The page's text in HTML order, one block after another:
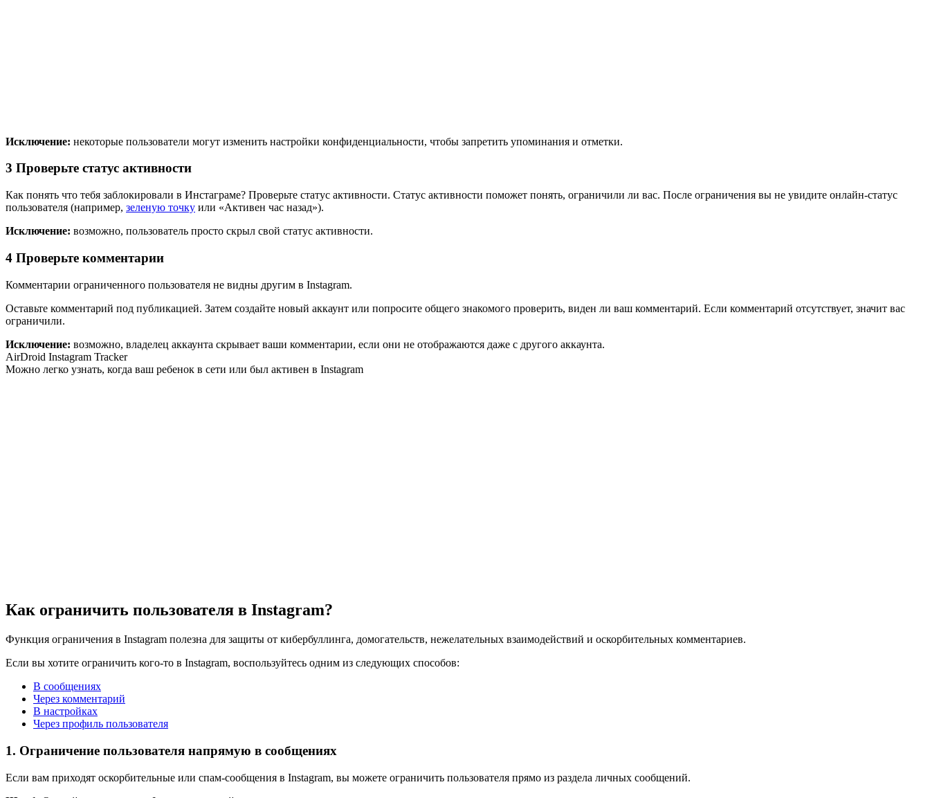
Исключение: некоторые пользователи могут изменить настройки конфиденциальности, чтобы запретить упоминания и отметки.
3 Проверьте статус активности
Как понять что тебя заблокировали в Инстаграме? Проверьте статус активности. Статус активности поможет понять, ограничили ли вас. После ограничения вы не увидите онлайн-статус
пользователя (например, зеленую точку или «Активен час назад»).
Исключение: возможно, пользователь просто скрыл свой статус активности.
4 Проверьте комментарии
Комментарии ограниченного пользователя не видны другим в Instagram.
Оставьте комментарий под публикацией. Затем создайте новый аккаунт или попросите общего знакомого проверить, виден ли ваш комментарий. Если комментарий отсутствует, значит вас
ограничили.
Исключение: возможно, владелец аккаунта скрывает ваши комментарии, если они не отображаются даже с другого аккаунта.
AirDroid Instagram Tracker
Можно легко узнать, когда ваш ребенок в сети или был активен в Instagram
Как ограничить пользователя в Instagram?
Функция ограничения в Instagram полезна для защиты от кибербуллинга, домогательств, нежелательных взаимодействий и оскорбительных комментариев.
Если вы хотите ограничить кого-то в Instagram, воспользуйтесь одним из следующих способов:
В сообщениях
Через комментарий
В настройках
Через профиль пользователя
1. Ограничение пользователя напрямую в сообщениях
Если вам приходят оскорбительные или спам-сообщения в Instagram, вы можете ограничить пользователя прямо из раздела личных сообщений.